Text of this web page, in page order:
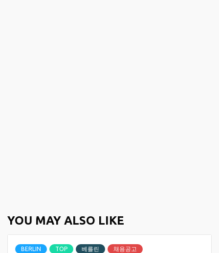
YOU MAY ALSO LIKE
BERLIN TOP 베를린 채용공고